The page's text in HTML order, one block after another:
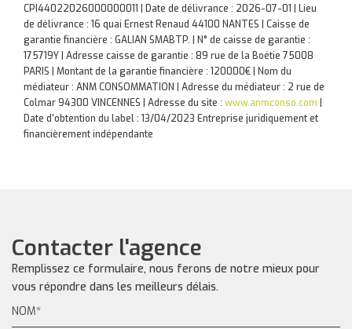
CPI44022026000000011 | Date de délivrance : 2026-07-01 | Lieu
de délivrance : 16 quai Ernest Renaud 44100 NANTES | Caisse de
garantie financière : GALIAN SMABTP. | N° de caisse de garantie :
175719Y | Adresse caisse de garantie : 89 rue de la Boétie 75008
PARIS | Montant de la garantie financière : 120000€ | Nom du
médiateur : ANM CONSOMMATION | Adresse du médiateur : 2 rue de
Colmar 94300 VINCENNES | Adresse du site : www.anmconso.com
Date d'obtention du label : 13/04/2023 Entreprise juridiquement et
financièrement indépendante
Contacter l'agence
Remplissez ce formulaire, nous ferons de notre mieux pour
vous répondre dans les meilleurs délais.